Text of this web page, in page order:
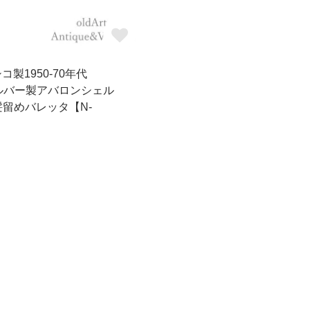
製1950-70年代
ー製アバロンシェル
めバレッタ【N-